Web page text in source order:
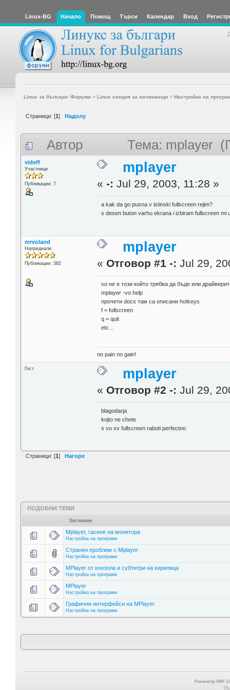
Linux-BG Начало Помощ Търси Календар Вход
Linux за българи: Форуми> Linux секция за начинаещи> Настройка на
Страници: [1] Надолу
Автор Тема: mplayer
videff
Участници
Публикации: 7
mplayer
«-: Jul 29, 2003, 11:28 »
a kak da go pusna v istinski fullscreen rejim?
s desen buton varhu ekrana i izbiram fullscreen mi
mrvoland
Напреднали
Публикации: 382
mplayer
« Отговор #1 -: Jul 29,
vo не е този който трябва да бъде или
mplayer -vo help
прочети docs там са описани hotkeys
f = fullscreen
q = quit
etc...
no pain no gain!
Гост mplayer
« Отговор #2 -: Jul 29,
blagodarja
kojto ne chete
s vo xv fullscreen raboti perfectno
Страници: [1 ] Нагоре
ПОДОБНИ ТЕМИ
Заглавие
Mplayer, гасене на монитора
Настройка на програми
Странен проблем с Mplayer
Настройка на програми
MPlayer от конзола и субтитри на кирилица
Настройка на програми
MPlayer
Настройка на програми
Графични интерфейси на MPlayer.
Настройка на програми
Powered by SMF